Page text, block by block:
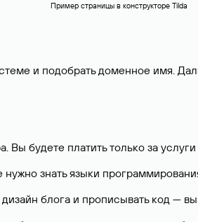
Пример страницы в конструкторе Tilda
и подобрать доменное имя.
Вы будете платить только за
нужно знать языки
блога и прописывать код —